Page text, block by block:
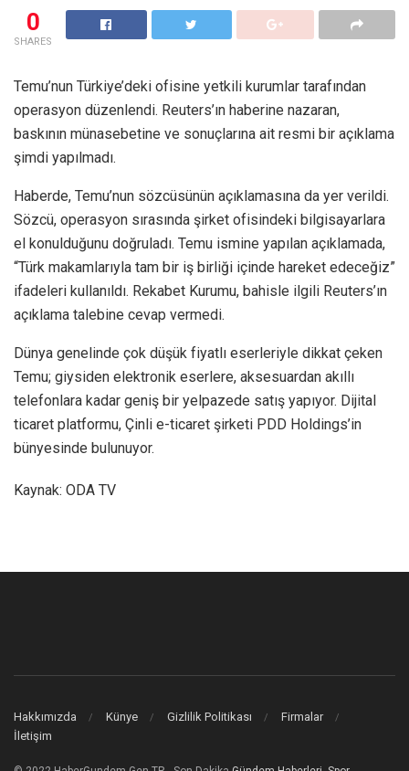
0
SHARES
Temu’nun Türkiye’deki ofisine yetkili kurumlar tarafından
operasyon düzenlendi. Reuters’ın haberine nazaran,
baskının münasebetine ve sonuçlarına ait resmi bir açıklama
şimdi yapılmadı.
Haberde, Temu’nun sözcüsünün açıklamasına da yer verildi.
Sözcü, operasyon sırasında şirket ofisindeki bilgisayarlara
el konulduğunu doğruladı. Temu ismine yapılan açıklamada,
“Türk makamlarıyla tam bir iş birliği içinde hareket edeceğiz”
ifadeleri kullanıldı. Rekabet Kurumu, bahisle ilgili Reuters’ın
açıklama talebine cevap vermedi.
Dünya genelinde çok düşük fiyatlı eserleriyle dikkat çeken
Temu; giysiden elektronik eserlere, aksesuardan akıllı
telefonlara kadar geniş bir yelpazede satış yapıyor. Dijital
ticaret platformu, Çinli e-ticaret şirketi PDD Holdings’in
bünyesinde bulunuyor.
Kaynak: ODA TV
Hakkımızda Künye Gizlilik Politikası
Firmalar
İletişim